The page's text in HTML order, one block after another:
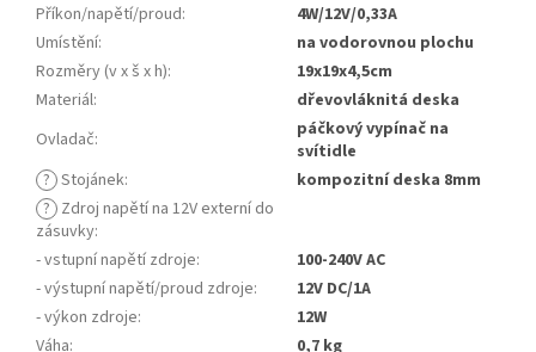
Příkon/napětí/proud:
4W/12V/0,33A
Umístění:
na vodorovnou plochu
Rozměry (v x š x h):
19x19x4,5cm
Materiál:
dřevovláknitá deska
Ovladač:
páčkový vypínač na
svítidle
? Stojánek:
kompozitní deska 8mm
? Zdroj napětí na 12V externí do
zásuvky:
- vstupní napětí zdroje:
100-240V AC
- výstupní napětí/proud zdroje:
12V DC/1A
- výkon zdroje:
12W
Váha:
0,7 kg